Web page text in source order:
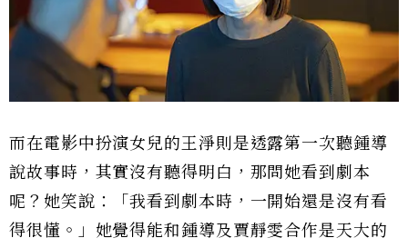
而在電影中扮演女兒的王淨則是透露第一次聽鍾導
說故事時，其實沒有聽得明白，那問她看到劇本
呢？她笑說：「我看到劇本時，一開始還是沒有看
得很懂。」她覺得能和鍾導及賈靜雯合作是天大的